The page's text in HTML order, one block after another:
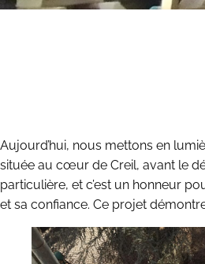
Aujourd’hui, nous mettons en
située au cœur de Creil, avant le
particulière, et c’est un honneur
et sa confiance. Ce projet